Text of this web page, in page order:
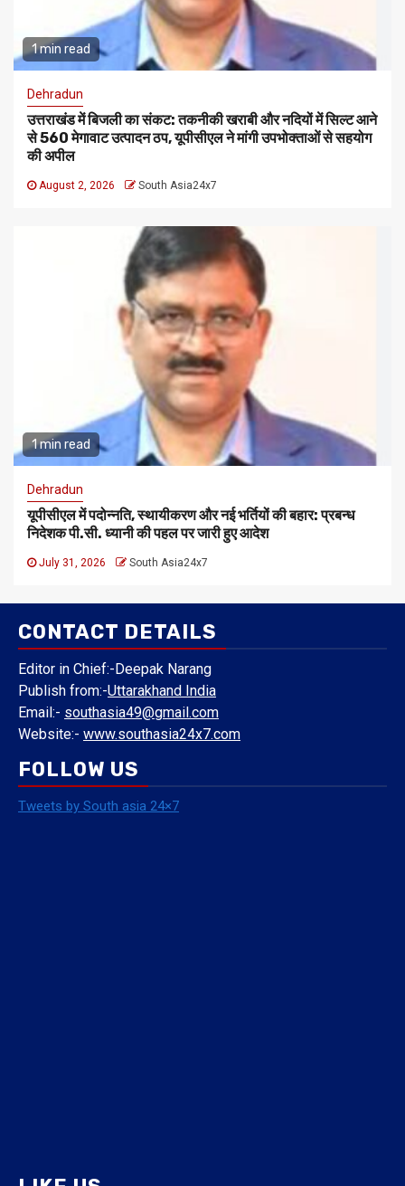
1 min read
Dehradun
उत्तराखंड में बिजली का संकट: तकनीकी खराबी और नदियों में सिल्ट आने
से 560 मेगावाट उत्पादन ठप, यूपीसीएल ने मांगी उपभोक्ताओं से सहयोग
की अपील
August 2, 2026 South Asia24x7
1 min read
Dehradun
यूपीसीएल में पदोन्नति, स्थायीकरण और नई भर्तियों की बहार: प्रबन्ध
निदेशक पी.सी. ध्यानी की पहल पर जारी हुए आदेश
July 31, 2026 South Asia24x7
CONTACT DETAILS
Editor in Chief:-Deepak Narang
Publish from:-Uttarakhand India
Email:- southasia49@gmail.com
Website:- www.southasia24x7.com
FOLLOW US
Tweets by South asia 24×7